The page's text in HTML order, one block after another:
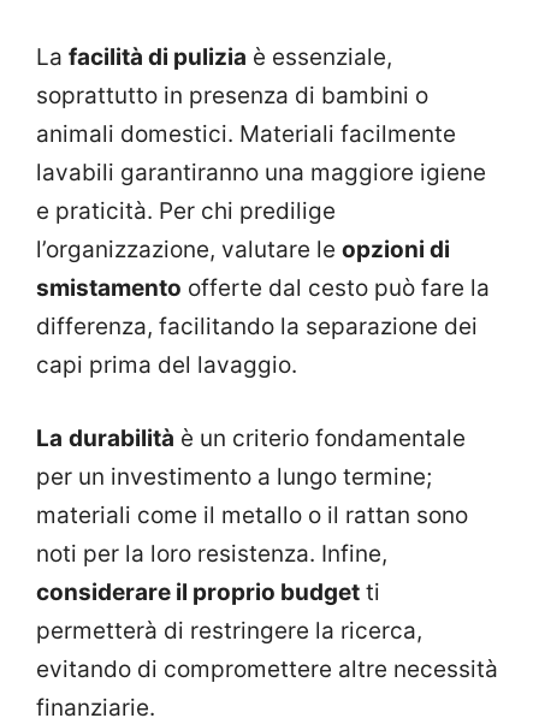
La facilità di pulizia è essenziale,
soprattutto in presenza di bambini o
animali domestici. Materiali facilmente
lavabili garantiranno una maggiore igiene
e praticità. Per chi predilige
l’organizzazione, valutare le opzioni di
smistamento offerte dal cesto può fare la
differenza, facilitando la separazione dei
capi prima del lavaggio.
La durabilità è un criterio fondamentale
per un investimento a lungo termine;
materiali come il metallo o il rattan sono
noti per la loro resistenza. Infine,
considerare il proprio budget ti
permetterà di restringere la ricerca,
evitando di compromettere altre necessità
finanziarie.